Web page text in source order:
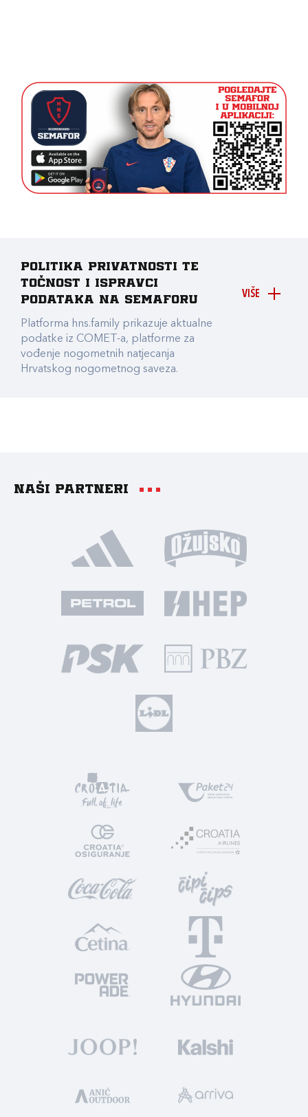
VIŠE
Politika privatnosti te
točnost i ispravci
podataka na Semaforu
Platforma hns.family prikazuje aktualne
podatke iz COMET-a, platforme za
vođenje nogometnih natjecanja
Hrvatskog nogometnog saveza.
Naši partneri